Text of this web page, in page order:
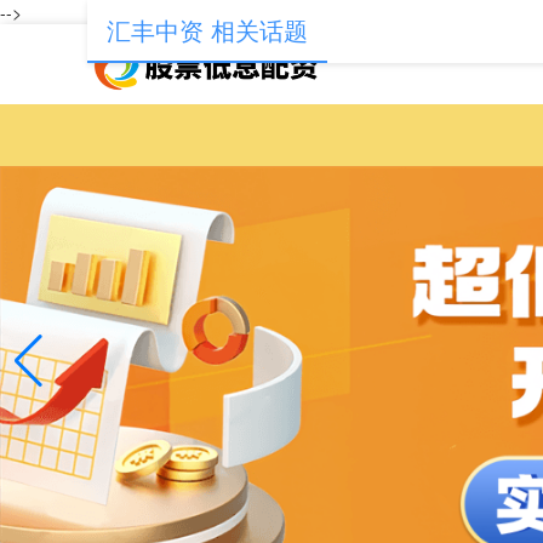
--> 汇丰中资 相关话题